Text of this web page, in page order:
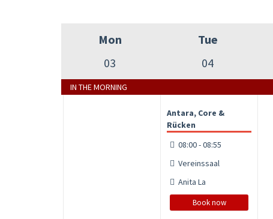
Mon
03
Tue
04
IN THE MORNING
Antara, Core &
Rücken
08:00 - 08:55
Vereinssaal
Anita La
Book now